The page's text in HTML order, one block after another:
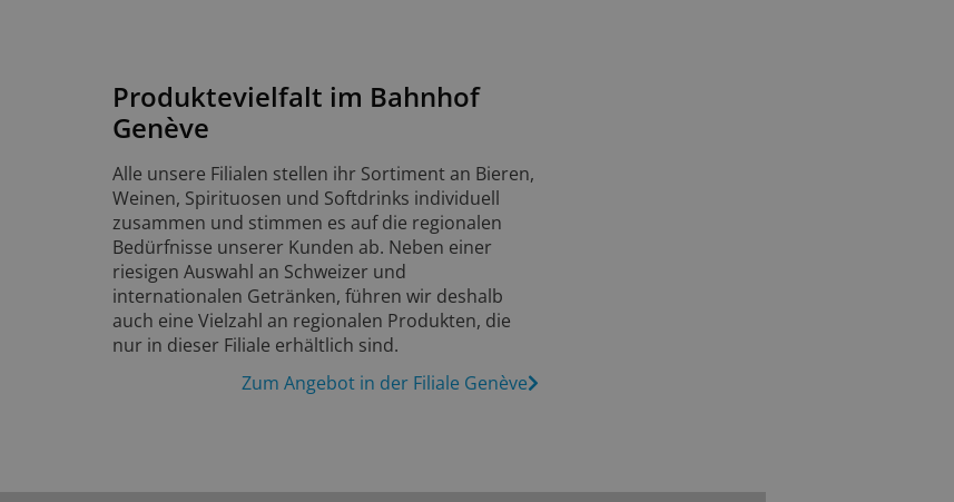
Produktevielfalt im Bahnhof
Genève
Alle unsere Filialen stellen ihr Sortiment an Bieren,
Weinen, Spirituosen und Softdrinks individuell
zusammen und stimmen es auf die regionalen
Bedürfnisse unserer Kunden ab. Neben einer
riesigen Auswahl an Schweizer und
internationalen Getränken, führen wir deshalb
auch eine Vielzahl an regionalen Produkten, die
nur in dieser Filiale erhältlich sind.
Zum Angebot in der Filiale Genève